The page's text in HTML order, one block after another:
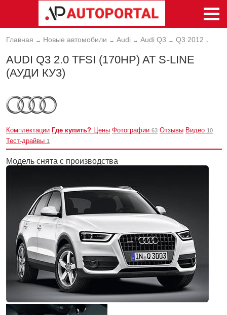
Главная → Новые автомобили → Audi → Audi Q3 → Q3 2012 ↓
AUDI Q3 2.0 TFSI (170HP) AT S-LINE
(АУДИ КУ3)
Комплектации Где купить? Цены Фотографии 63 Отзывы Видео 10
Тест-драйвы 1
Модель снята с производства